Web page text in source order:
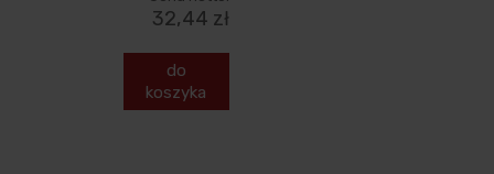
32,44 zł
do
koszyka